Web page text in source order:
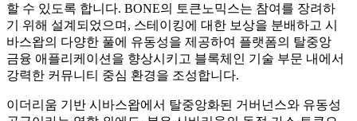
할 수 있도록 합니다. BONE의 토큰노믹스는 참여를 장려하
기 위해 설계되었으며, 스테이킹에 대한 보상을 분배하고 시
바스왑의 다양한 풀에 유동성을 제공하여 플랫폼의 탈중앙
금융 애플리케이션을 향상시키고 블록체인 기술 부문 내에서
강력한 커뮤니티 중심 환경을 조성합니다.
이더리움 기반 시바스왑에서 탈중앙화된 거버넌스와 유동성